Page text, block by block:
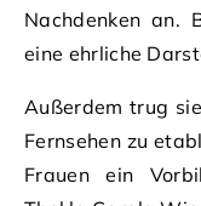
Nachdenken an.
eine ehrliche
Außerdem trug
Fernsehen zu
Frauen ein